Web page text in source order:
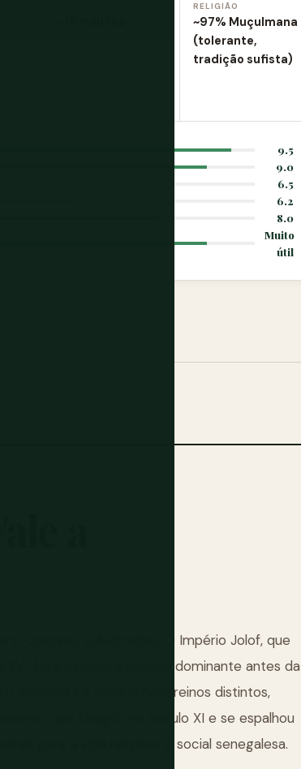
RELIGIÃO
~97% Muçulmana
(tolerante,
tradição sufista)
9.5
9.0
6.5
6.2
8.0
Muito
útil
coloniais sofisticados. O Império Jolof, que
foi a estrutura política dominante antes da
mandinka e diola tinham reinos distintos,
que chegou no século XI e se espalhou
para a vida religiosa e social senegalesa.